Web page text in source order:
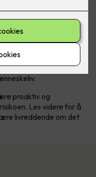
det verste skulle skje.
av å opprettholde et
helt uventet og kan
og eiendeler, men ikke
proaktiv og
Les videre for å
livreddende om det